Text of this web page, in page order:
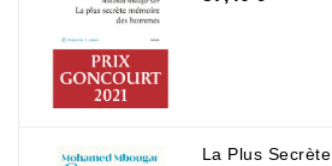
Nosotros